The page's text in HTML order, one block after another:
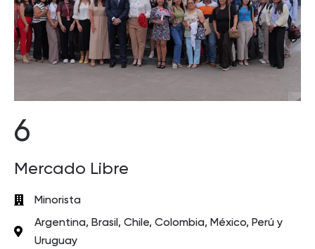
6
Mercado Libre
Minorista
Argentina, Brasil, Chile, Colombia, México, Perú y
Uruguay